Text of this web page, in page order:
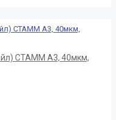
СТАММ А3, 40мкм,